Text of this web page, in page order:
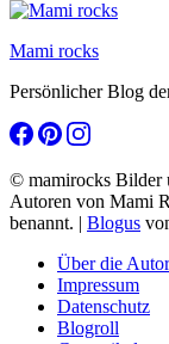
Mami rocks
Persönlicher Blog
© mamirocks Bilder
Autoren von Mami
benannt. | Blogus
Über die
Impressum
Datenschutz
Blogroll